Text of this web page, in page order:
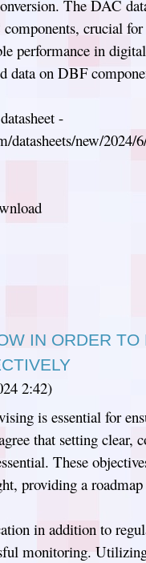
The DAC
crucial
performance in
data on DBF
-
datasheets/new/2024/
IN ORDER TO
2:42)
is essential for
that setting clear,
These
providing a
in addition to
monitoring.